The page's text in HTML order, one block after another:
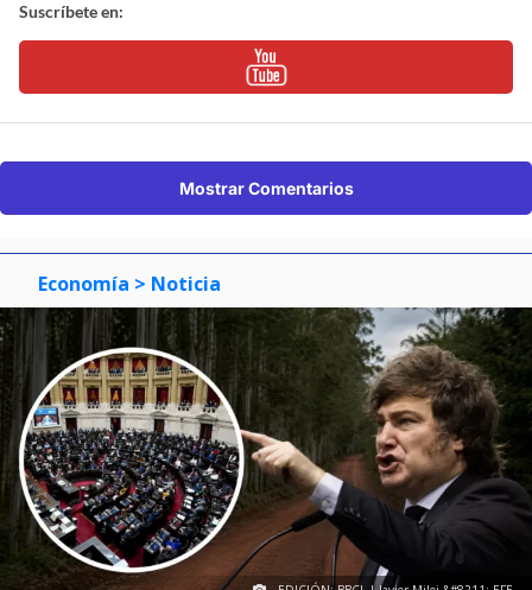
Suscríbete en:
Mostrar Comentarios
Economía > Noticia